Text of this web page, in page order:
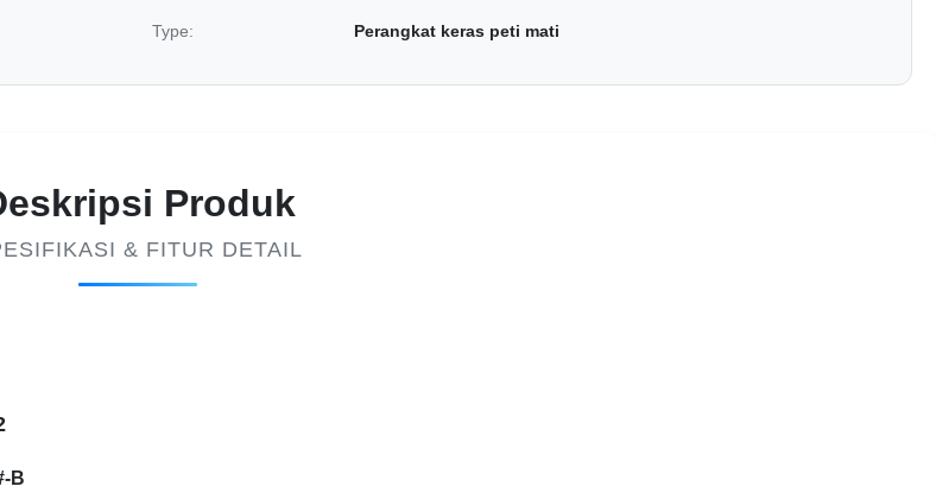
Type: Perangkat keras peti mati
Produk
& FITUR DETAIL
B